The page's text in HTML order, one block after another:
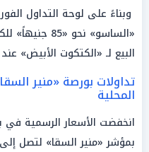
وبناءً على لوحة التداول
«الساسو»
البيع لـ «الكتكوت الأبيض» عند
تداولات بورصة «منير
المحلية
انخفضت الأسعار الرسمية في